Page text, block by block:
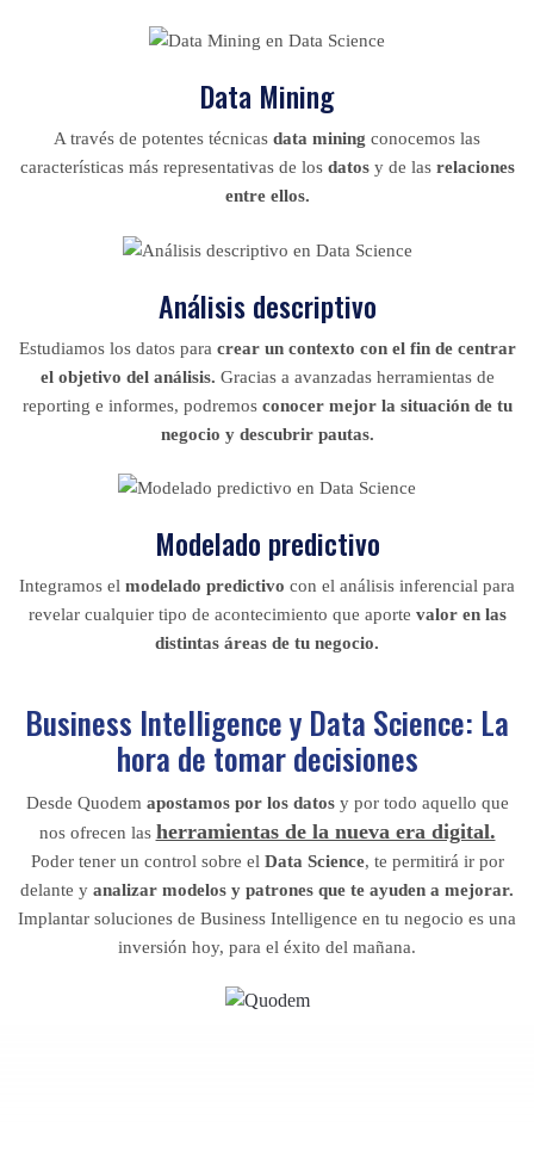
Data Mining
A través de potentes técnicas data mining conocemos las
características más representativas de los datos y de las relaciones
entre ellos.
Análisis descriptivo
Estudiamos los datos para crear un contexto con el fin de centrar
el objetivo del análisis. Gracias a avanzadas herramientas de
reporting e informes, podremos conocer mejor la situación de tu
negocio y descubrir pautas.
Modelado predictivo
Integramos el modelado predictivo con el análisis inferencial para
revelar cualquier tipo de acontecimiento que aporte valor en las
distintas áreas de tu negocio.
Business Intelligence y Data Science: La
hora de tomar decisiones
Desde Quodem apostamos por los datosy por todo aquello que
nos ofrecen las herramientas de la nueva era digital.
Poder tener un control sobre el Data Science, te permitirá ir por
delante y analizar modelos y patrones que te ayuden a mejorar.
Implantar soluciones de Business Intelligence en tu negocio es una
inversión hoy, para el éxito del mañana.